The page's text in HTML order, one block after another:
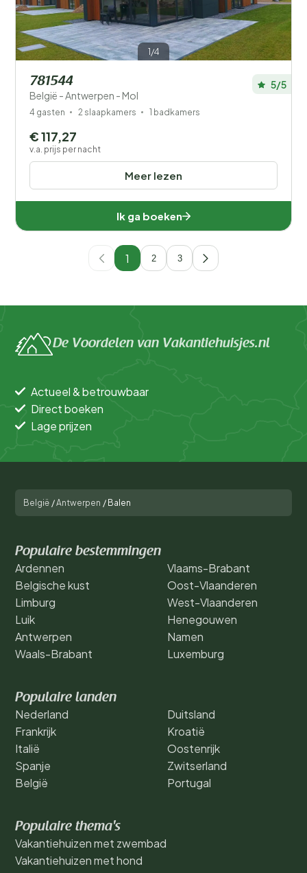
1/4
781544
België - Antwerpen - Mol
5/5
4 gasten 2 slaapkamers 1 badkamers
Meer lezen
€ 117,27
v.a. prijs per nacht
Ik ga boeken
1 2 3
De Voordelen van Vakantiehuisjes.nl
Actueel & betrouwbaar
Direct boeken
Lage prijzen
België /Antwerpen / Balen
Populaire bestemmingen
Ardennen
Belgische kust
Limburg
Luik
Antwerpen
Waals-Brabant
Vlaams-Brabant
Oost-Vlaanderen
West-Vlaanderen
Henegouwen
Namen
Luxemburg
Populaire landen
Nederland
Frankrijk
Italië
Spanje
België
Duitsland
Kroatië
Oostenrijk
Zwitserland
Portugal
Populaire thema's
Vakantiehuizen met zwembad
Vakantiehuizen met hond